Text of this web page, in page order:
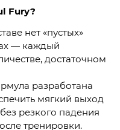
Fury?
нет «пустых»
— каждый
достаточном
разработана
мягкий выход
резкого падения
тренировки.